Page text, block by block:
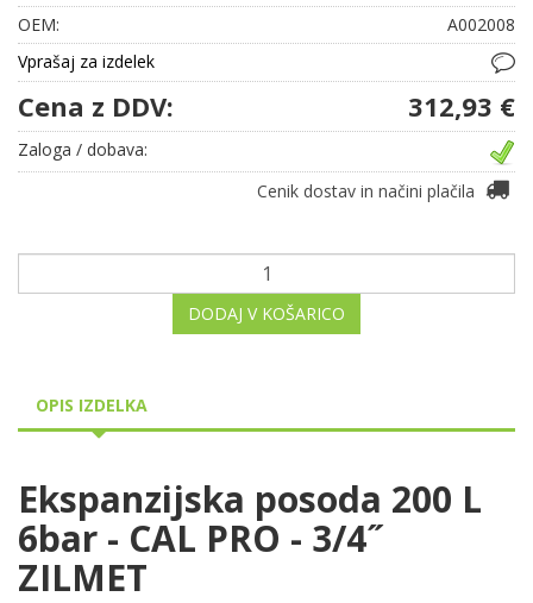
OEM:
A002008
Vprašaj za izdelek
Cena z DDV: 312,93 €
Zaloga / dobava:
Cenik dostav in načini plačila
DODAJ V KOŠARICO
OPIS IZDELKA
Ekspanzijska posoda 200 L
6bar - CAL PRO - 3/4˝
ZILMET